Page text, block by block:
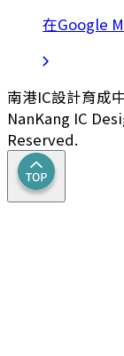
在Google
南港IC設計育成
NanKang IC
Reserved.